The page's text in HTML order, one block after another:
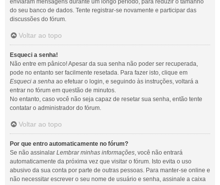
enviaram mensagens durante um longo período, para reduzir o tamanho
do seu banco de dados. Tente registrar-se novamente e participar das
discussões do fórum.
Voltar ao topo
Esqueci a senha!
Não entre em pânico! Apesar da sua senha não poder ser recuperada,
pode no entanto ser facilmente resetada. Para fazer isto, clique em
Esqueci a senha ao efetuar o login, e seguindo às instruções, voltará a
entrar no fórum em questão de minutos.
No entanto, caso você não seja capaz de resetar sua senha, então tente
contatar o administrador do fórum.
Voltar ao topo
Por que entro automaticamente no fórum?
Se não assinalar Lembrar minhas informações, você não entrará
automaticamente da próxima vez que visitar o fórum. Isto evita o uso
abusivo da sua conta por parte de outras pessoas. Para manter-se online e
não necessitar escrever o seu nome de usuário e senha, assinale a caixa